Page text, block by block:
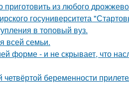
из любого
госуниверситета
в топовый вуз.
всей семьи.
форме - и не скрывает, что
беременности